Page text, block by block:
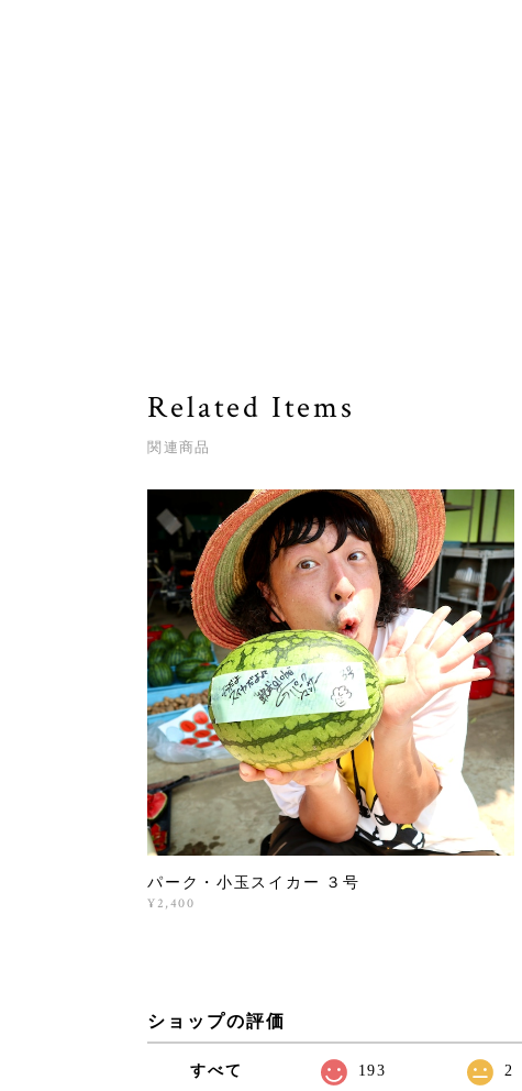
Related Items
関連商品
パーク・小玉スイカー ３号
¥2,400
ショップの評価
すべて 193 2